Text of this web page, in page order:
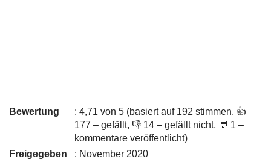
Bewertung
: 4,71 von 5 (basiert auf 192 stimmen. 👍
177 – gefällt, 👎 14 – gefällt nicht, 💬 1 –
kommentare veröffentlicht)
Freigegeben
: November 2020